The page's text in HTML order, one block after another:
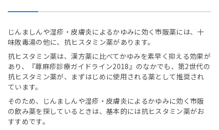
じんましんや湿疹・皮膚炎によるかゆみに効く市販薬には、十
味敗毒湯の他に、抗ヒスタミン薬があります。
抗ヒスタミン薬は、漢方薬に比べてかゆみを素早く抑える効果が
あり、『蕁麻疹診療ガイドライン2018』のなかでも、第2世代の
抗ヒスタミン薬が、まずはじめに使用される薬として推奨され
ています。
そのため、じんましんや湿疹・皮膚炎によるかゆみに効く市販
の飲み薬を探しているときは、基本的には抗ヒスタミン薬がお
すすめです。